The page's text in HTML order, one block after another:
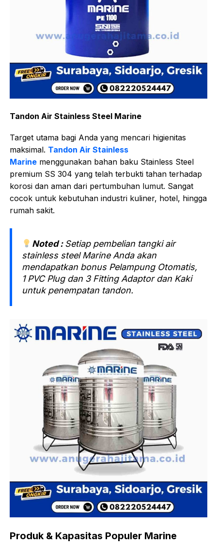
Tandon Air Stainless Steel Marine
Target utama bagi Anda yang mencari higienitas
maksimal. Tandon Air Stainless
Marine menggunakan bahan baku Stainless Steel
premium SS 304 yang telah terbukti tahan terhadap
korosi dan aman dari pertumbuhan lumut. Sangat
cocok untuk kebutuhan industri kuliner, hotel, hingga
rumah sakit.
Noted :Setiap pembelian tangki air
stainless steel Marine Anda akan
mendapatkan bonus Pelampung Otomatis,
1 PVC Plug dan 3 Fitting Adaptor dan Kaki
untuk penempatan tandon.
Produk & Kapasitas Populer Marine